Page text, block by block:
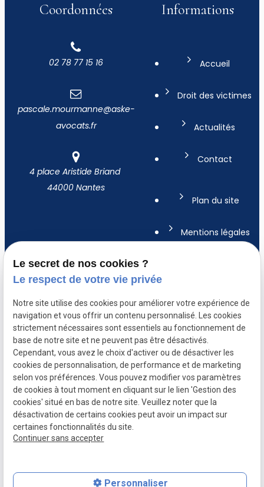
Coordonnées
02 78 77 15 16
pascale.mourmanne@aske-
avocats.fr
4 place Aristide Briand
44000 Nantes
Informations
Accueil
Droit des victimes
Actualités
Contact
Plan du site
Mentions légales
Gestion des
cookies
A propos
Maître MOURMANNE, avocate à Nantes :
compétence, engagement et proximité à
votre service
Le secret de nos cookies ?
Le respect de votre vie privée
Notre site utilise des cookies pour améliorer votre expérience de
navigation et vous offrir un contenu personnalisé. Les cookies
strictement nécessaires sont essentiels au fonctionnement de
base de notre site et ne peuvent pas être désactivés.
Cependant, vous avez le choix d'activer ou de désactiver les
cookies de personnalisation, de performance et de marketing
selon vos préférences. Vous pouvez modifier vos paramètres
de cookies à tout moment en cliquant sur le lien 'Gestion des
cookies' situé en bas de notre site. Veuillez noter que la
désactivation de certains cookies peut avoir un impact sur
certaines fonctionnalités du site.
Continuer sans accepter
Personnaliser